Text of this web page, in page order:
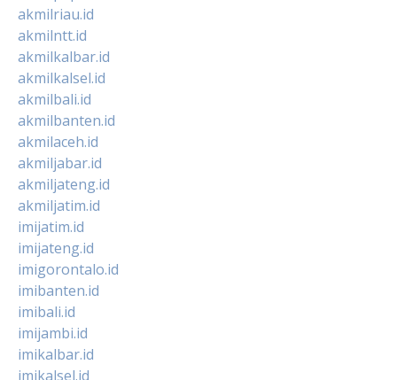
akmilriau.id
akmilntt.id
akmilkalbar.id
akmilkalsel.id
akmilbali.id
akmilbanten.id
akmilaceh.id
akmiljabar.id
akmiljateng.id
akmiljatim.id
imijatim.id
imijateng.id
imigorontalo.id
imibanten.id
imibali.id
imijambi.id
imikalbar.id
imikalsel.id